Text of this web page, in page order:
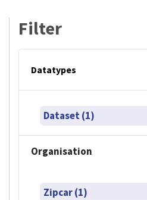
Filter
Datatypes
Dataset (1)
Organisation
Zipcar (1)